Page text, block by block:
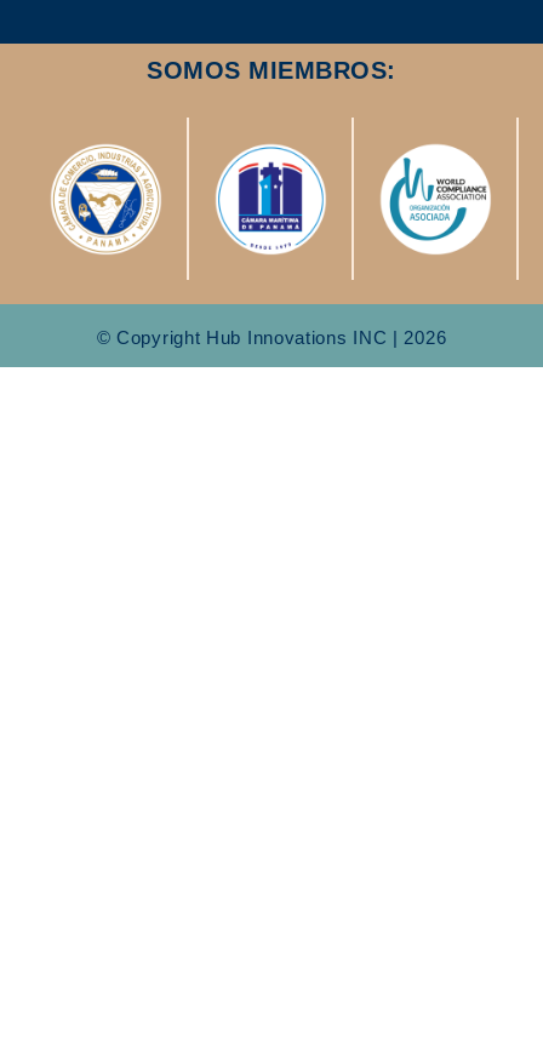
SOMOS MIEMBROS:
© Copyright Hub Innovations INC | 2026